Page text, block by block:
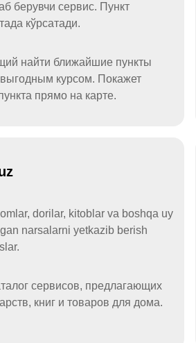
берувчи сервис. Пункт
кўрсатади.
найти ближайшие пункты
курсом. Покажет
прямо на карте.
dorilar, kitoblar va boshqa uy
narsalarni yetkazib berish
сервисов, предлагающих
книг и товаров для дома.